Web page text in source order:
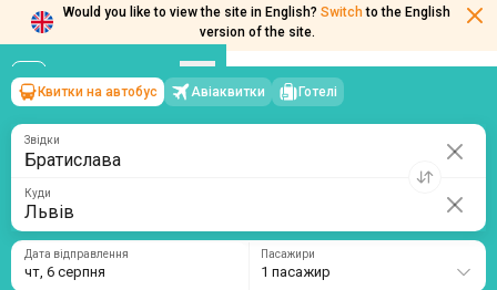
Would you like to view the site in English? Switch to the English
version of the site.
Братислава→Львів
чт, 6 серпня/1 пасажир
Квитки на автобус Авіаквитки Готелі
Звідки
Куди
Дата відправлення
чт, 6 серпня
Пасажири
1 пасажир